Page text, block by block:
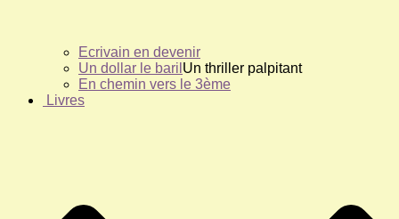
Ecrivain en devenir
Un dollar le baril Un thriller palpitant
En chemin vers le 3ème
Livres